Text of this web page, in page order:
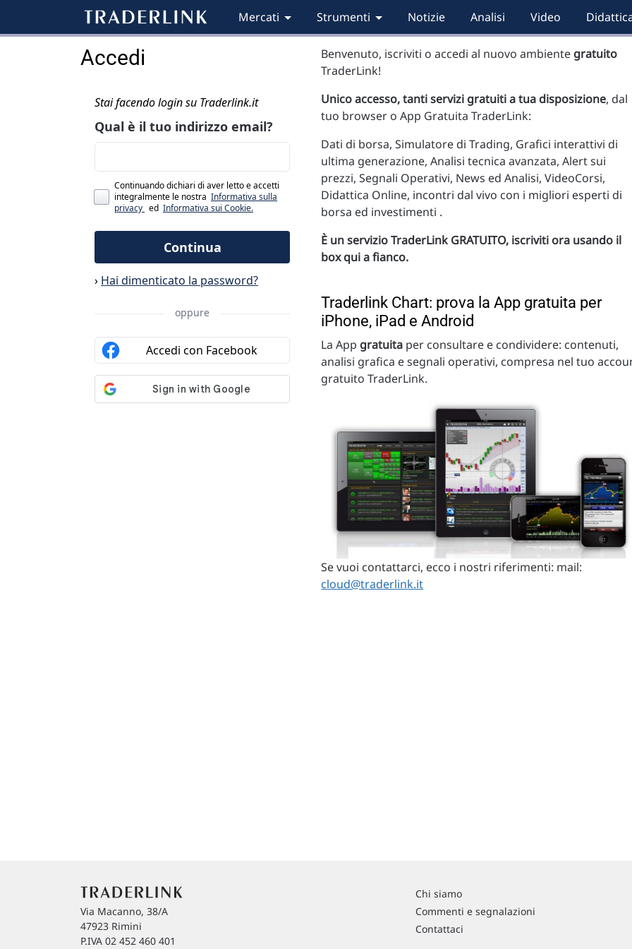
Mercati Strumenti Notizie Analisi Video
Accedi Benvenuto, iscriviti o accedi al nuovo ambiente gratuito
TraderLink!
Unico accesso, tanti servizi gratuiti a tua disposizione, dal
tuo browser o App Gratuita TraderLink:
Dati di borsa, Simulatore di Trading, Grafici interattivi di
ultima generazione, Analisi tecnica avanzata, Alert sui
prezzi, Segnali Operativi, News ed Analisi, VideoCorsi,
Didattica Online, incontri dal vivo con i migliori esperti di
borsa ed investimenti .
È un servizio TraderLink GRATUITO, iscriviti ora usando il
box qui a fianco.
Traderlink Chart: prova la App gratuita per
iPhone, iPad e Android
La App gratuita per consultare e condividere: contenuti,
analisi grafica e segnali operativi, compresa nel tuo
gratuito TraderLink.
Se vuoi contattarci, ecco i nostri riferimenti: mail:
cloud@traderlink.it
Via Macanno, 38/A
47923 Rimini
P.IVA 02 452 460 401
Chi siamo
Commenti e segnalazioni
Contattaci